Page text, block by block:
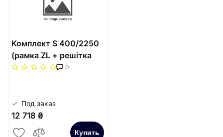
Комплект S 400/2250
(рамка ZL + решітка
НТ) Carrera Сатин
0
Под заказ
12 718 ₴
Купить